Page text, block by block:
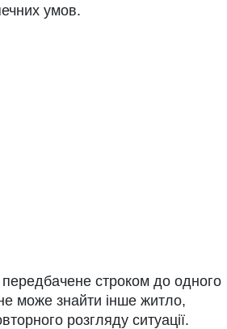
умов.
строком до одного
може знайти інше житло,
розгляду ситуації.